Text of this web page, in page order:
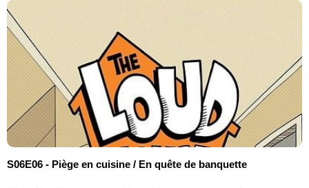
S06E06 - Piège en cuisine / En quête de banquette